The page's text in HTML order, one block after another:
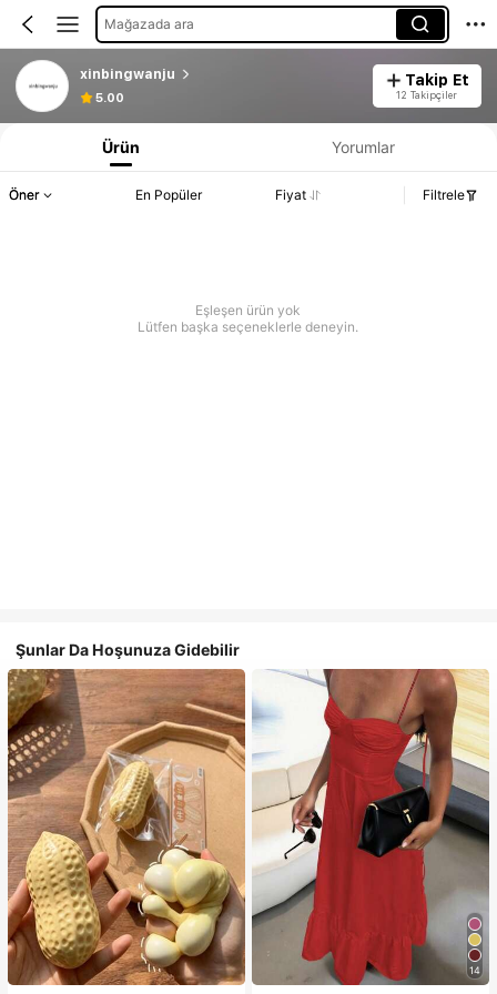
Mağazada ara
xinbingwanju
5.00
Takip Et
12 Takipçiler
Ürün Yorumlar
Öner En Popüler Fiyat Filtrele
Eşleşen ürün yok
Lütfen başka seçeneklerle deneyin.
Şunlar Da Hoşunuza Gidebilir
14